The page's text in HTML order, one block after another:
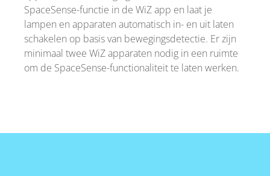
SpaceSense-functie in de WiZ app en laat je
lampen en apparaten automatisch in- en uit laten
schakelen op basis van bewegingsdetectie. Er zijn
minimaal twee WiZ apparaten nodig in een ruimte
om de SpaceSense-functionaliteit te laten werken.